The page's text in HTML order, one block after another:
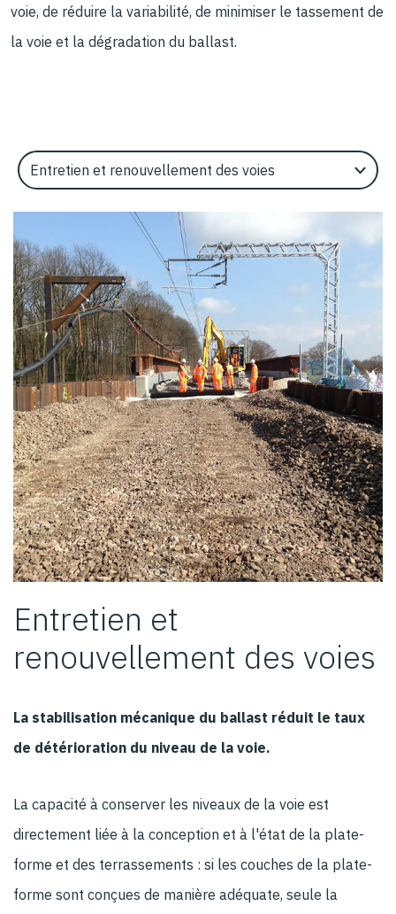
voie, de réduire la variabilité, de minimiser le tassement de
la voie et la dégradation du ballast.
Select an Application Feature
Entretien et
renouvellement des voies
La stabilisation mécanique du ballast réduit le taux
de détérioration du niveau de la voie.
La capacité à conserver les niveaux de la voie est
directement liée à la conception et à l'état de la plate-
forme et des terrassements : si les couches de la plate-
forme sont conçues de manière adéquate, seule la